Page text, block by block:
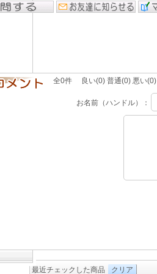
全0件 良い(0) 普通(0) 悪い(0)
お名前（ハンドル）：
最近チェックした商品 クリア